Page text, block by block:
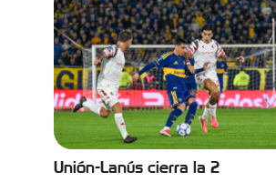
Unión-Lanús cierra la 2